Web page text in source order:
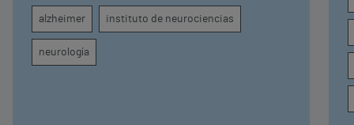
seguimiento clínico de cada paciente
alzheimer instituto de neurociencias
neurología